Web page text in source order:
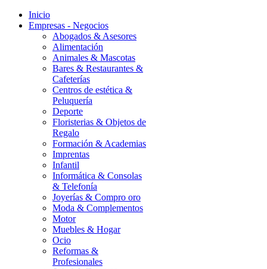
Inicio
Empresas - Negocios
Abogados & Asesores
Alimentación
Animales & Mascotas
Bares & Restaurantes &
Cafeterías
Centros de estética &
Peluquería
Deporte
Floristerias & Objetos de
Regalo
Formación & Academias
Imprentas
Infantil
Informática & Consolas
& Telefonía
Joyerías & Compro oro
Moda & Complementos
Motor
Muebles & Hogar
Ocio
Reformas &
Profesionales